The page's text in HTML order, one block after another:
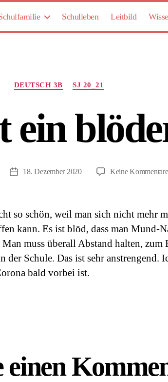
Schulleben Leitbild
Kategorien
DEUTSCH 3B SJ 20_21
ein
Beitragsdatum
18. Dezember 2020 Keine Kommentare
so schön, weil man sich nicht mehr
kann. Es ist blöd, dass man Mund-
Man muss überall Abstand halten, zum
der Schule. Das ist sehr anstrengend.
bald vorbei ist.
einen